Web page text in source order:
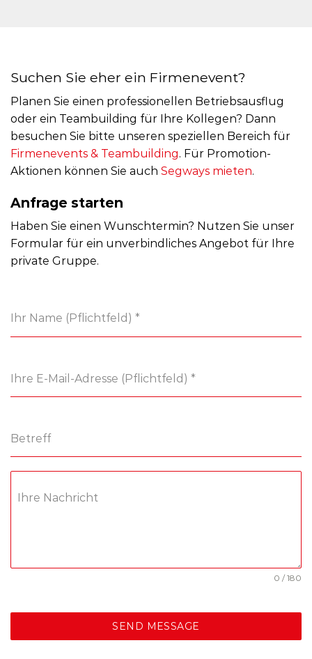
Suchen Sie eher ein Firmenevent?
Planen Sie einen professionellen Betriebsausflug
oder ein Teambuilding für Ihre Kollegen? Dann
besuchen Sie bitte unseren speziellen Bereich für
Firmenevents & Teambuilding. Für Promotion-
Aktionen können Sie auch Segways mieten.
Anfrage starten
Haben Sie einen Wunschtermin? Nutzen Sie unser
Formular für ein unverbindliches Angebot für Ihre
private Gruppe.
Ihr Name (Pflichtfeld) *
Ihre E-Mail-Adresse (Pflichtfeld) *
Betreff
Ihre Nachricht
0 / 180
SEND MESSAGE